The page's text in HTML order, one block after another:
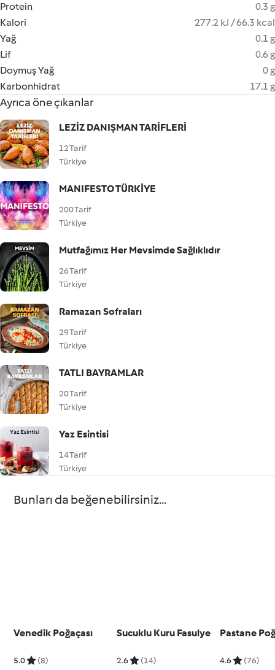
Protein
0.3 g
Kalori
277.2 kJ / 66.3 kcal
Yağ
0.1 g
Lif
0.6 g
Doymuş Yağ
0 g
Karbonhidrat
17.1 g
Ayrıca öne çıkanlar
LEZİZ DANIŞMAN TARİFLERİ
12 Tarif
Türkiye
MANIFESTO TÜRKİYE
200 Tarif
Türkiye
Mutfağımız Her Mevsimde Sağlıklıdır
26 Tarif
Türkiye
Ramazan Sofraları
29 Tarif
Türkiye
TATLI BAYRAMLAR
20 Tarif
Türkiye
Yaz Esintisi
14 Tarif
Türkiye
Bunları da beğenebilirsiniz...
Venedik Poğaçası
5.0 (8)
Sucuklu Kuru Fasulye
2.6 (14)
Pastane
4.6 (76)